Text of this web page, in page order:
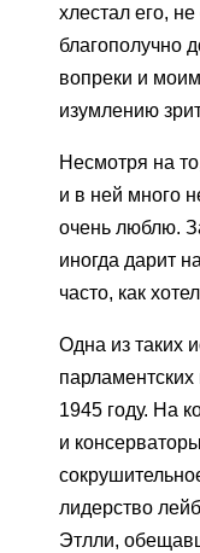
хлестал его,
благополучно
вопреки и
изумлению
Несмотря на
и в ней много
очень люблю.
иногда дарит
часто, как
Одна из таких
1945 году. На
и
лидерство
Этлли,